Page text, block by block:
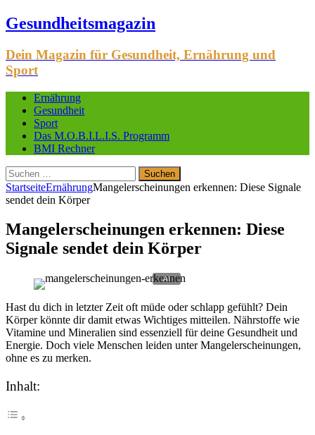
Gesundheitsmagazin
Dein Magazin für Gesundheit, Ernährung und
Sport
Ernährung
Gesundheit
Sport
Das M.O.B.I.L.I.S. Programm
BMI Rechner
Suchen
nach:
StartseiteErnährungMangelerscheinungen erkennen: Diese Signale
sendet dein Körper
Mangelerscheinungen erkennen: Diese
Signale sendet dein Körper
Hast du dich in letzter Zeit oft müde oder schlapp gefühlt? Dein
Körper könnte dir damit etwas Wichtiges mitteilen. Nährstoffe wie
Vitamine und Mineralien sind essenziell für deine Gesundheit und
Energie. Doch viele Menschen leiden unter Mangelerscheinungen,
ohne es zu merken.
Inhalt: